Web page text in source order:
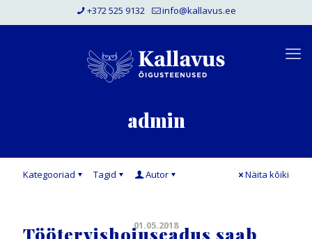
+372 525 9132 info@kallavus.ee
admin
Kategooriad Tagid Autor Näita kõiki
01.05.2018
Töötervishoiuseadus saab